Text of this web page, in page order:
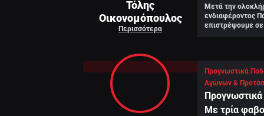
Τόλης
Οικονομόπουλος
Περισσότερα
Μετά την
ενδιαφέροντος
επιστρέψουμε
Προγνωστικά
Αγώνων &
Με τρία